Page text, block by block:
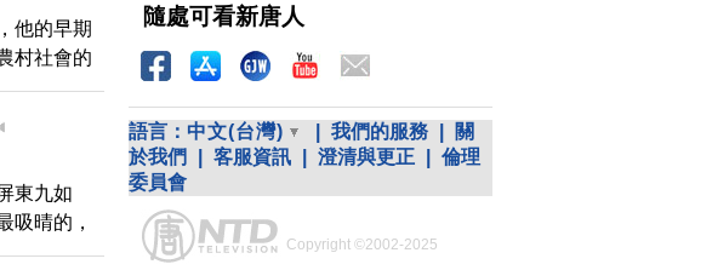
他的早期
村社會的
透過鏡頭
東九如
吸晴的，
隨處可看新唐人
語言： 中文(台灣) 我們的服務
關
於我們
客服資訊 澄清與更正
倫理
委員會
Copyright ©2002-2025